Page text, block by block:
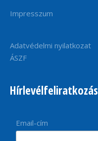
Impresszum
Adatvédelmi nyilatkozat
ÁSZF
Hírlevélfeliratkozás
Email-cím